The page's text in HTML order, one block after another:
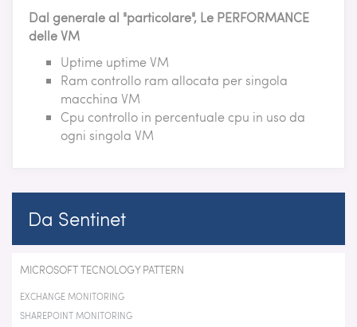
Dal generale al "particolare", Le PERFORMANCE
delle VM
Uptime uptime VM
Ram controllo ram allocata per singola
macchina VM
Cpu controllo in percentuale cpu in uso da
ogni singola VM
Da Sentinet
MICROSOFT TECNOLOGY PATTERN
EXCHANGE MONITORING
SHAREPOINT MONITORING